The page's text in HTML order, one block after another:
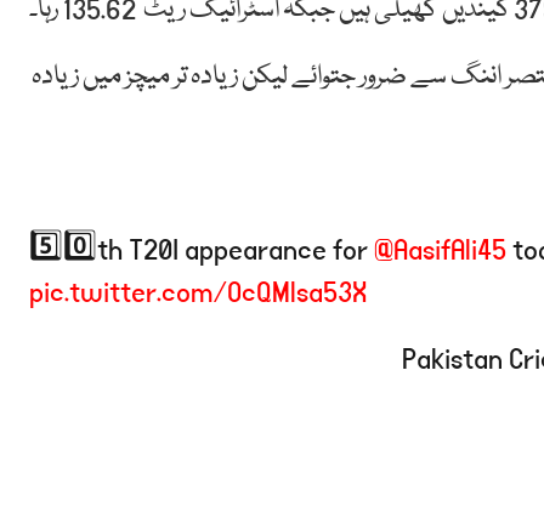
سے ضرور جتوائے لیکن زیادہ تر میچز میں زیادہ
5️⃣0️⃣th T20I appearance for@AasifAli45
pic.twitter.com/OcQMlsa53X